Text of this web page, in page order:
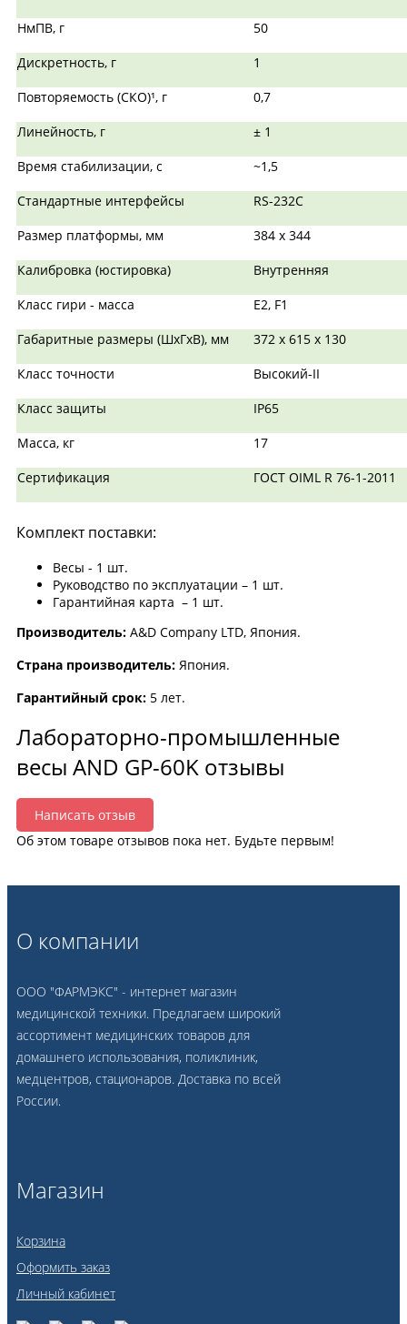
НмПВ, г
50
Дискретность, г
1
Повторяемость (СКО)¹, г
0,7
Линейность, г
± 1
Время стабилизации, с
~1,5
Стандартные интерфейсы
RS-232C
Размер платформы, мм
384 х 344
Калибровка (юстировка)
Внутренняя
Класс гири - масса
E2, F1
Габаритные размеры (ШхГхВ), мм
372 x 615 x 130
Класс точности
Высокий-II
Класс защиты
IP65
Масса, кг
17
Сертификация
ГОСТ OIML R 76-1-2011
Комплект поставки:
Весы - 1 шт.
Руководство по эксплуатации – 1 шт.
Гарантийная карта – 1 шт.
Производитель: A&D Company LTD, Япония.
Страна производитель: Япония.
Гарантийный срок: 5 лет.
Лабораторно-промышленные
весы AND GP-60K отзывы
Написать отзыв
Об этом товаре отзывов пока нет. Будьте первым!
О компании
ООО "ФАРМЭКС" - интернет магазин
медицинской техники. Предлагаем широкий
ассортимент медицинских товаров для
домашнего использования, поликлиник,
медцентров, стационаров. Доставка по всей
России.
Магазин
Корзина
Оформить заказ
Личный кабинет